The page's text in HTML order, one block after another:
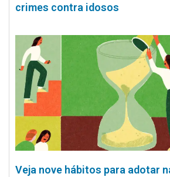
crimes contra idosos
Veja nove hábitos para adotar